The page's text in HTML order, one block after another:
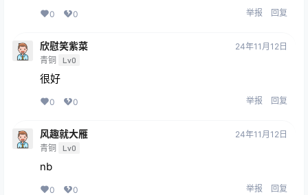
0 0 举报 回复
欣慰笑紫菜
青铜 Lv0
24年11月12日
很好
0 0 举报 回复
风趣就大雁
青铜 Lv0
24年11月12日
nb
0 0 举报 回复